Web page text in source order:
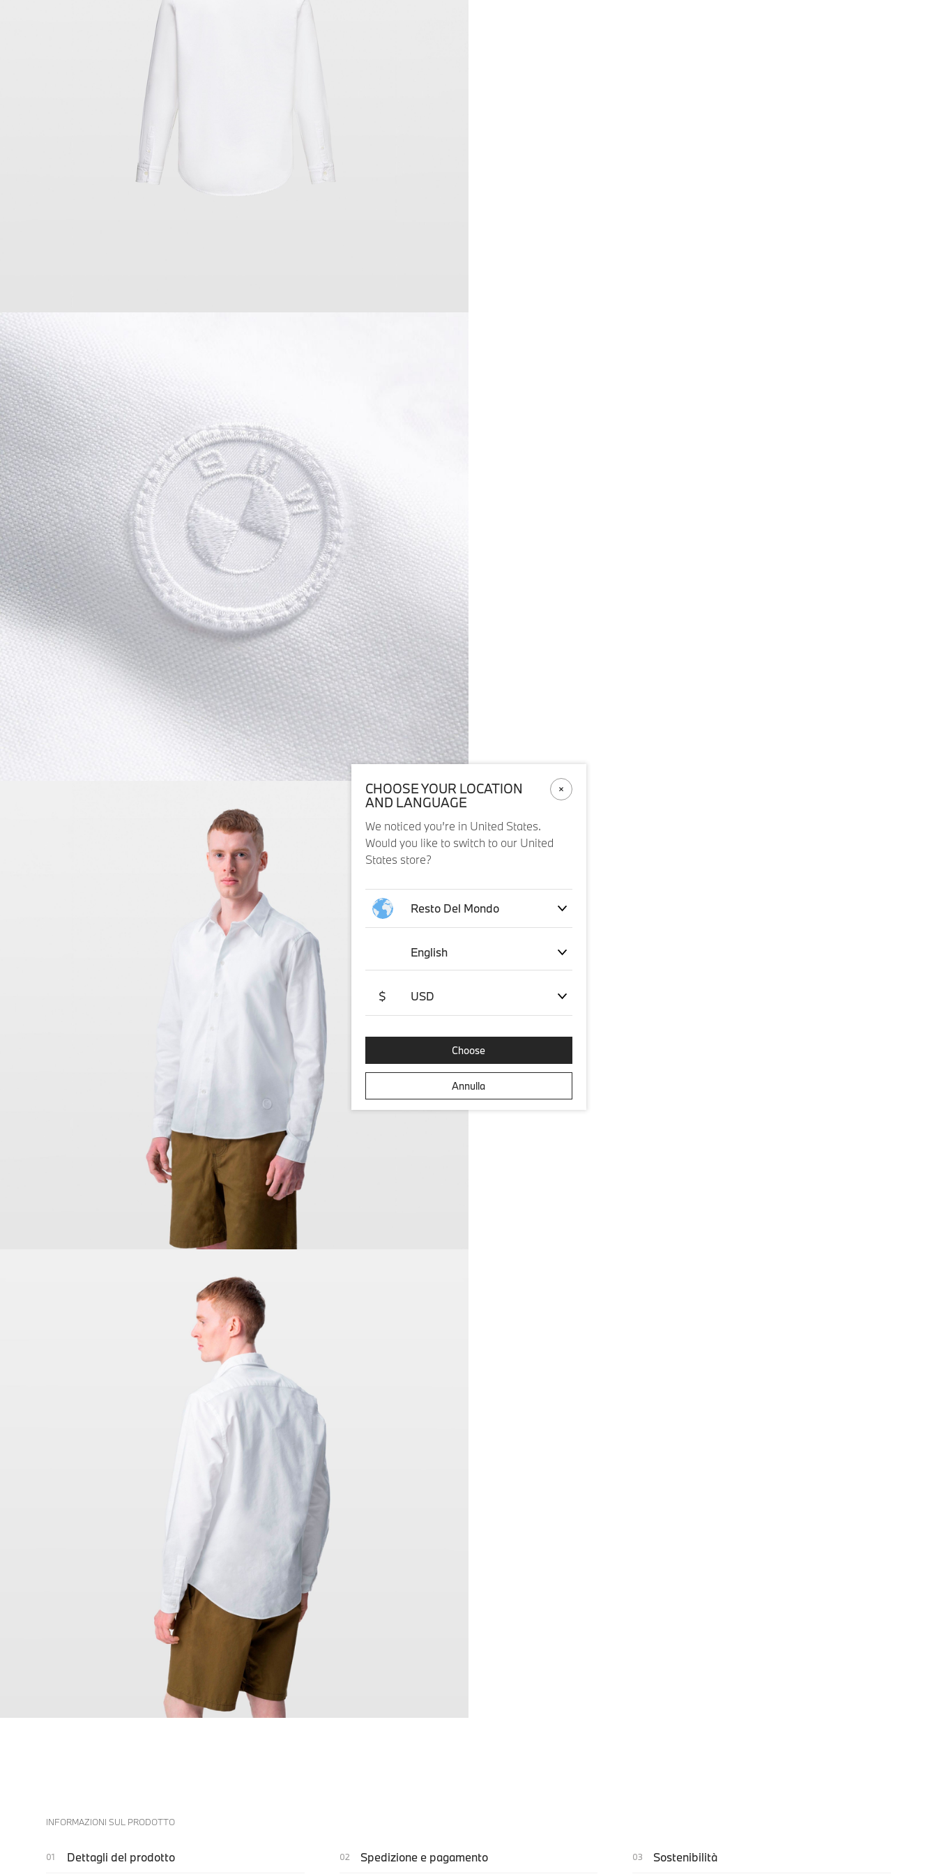
INFORMAZIONI SUL PRODOTTO
Dettagli del prodotto Spedizione e pagamento Sostenibilità
CHOOSE YOUR LOCATION
AND LANGUAGE
We noticed you’re in United States.
Would you like to switch to our United
States store?
Resto Del Mondo
English
$ USD
Choose
Annulla